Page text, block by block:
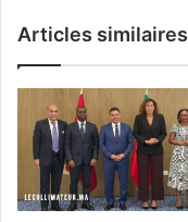
Articles similaires